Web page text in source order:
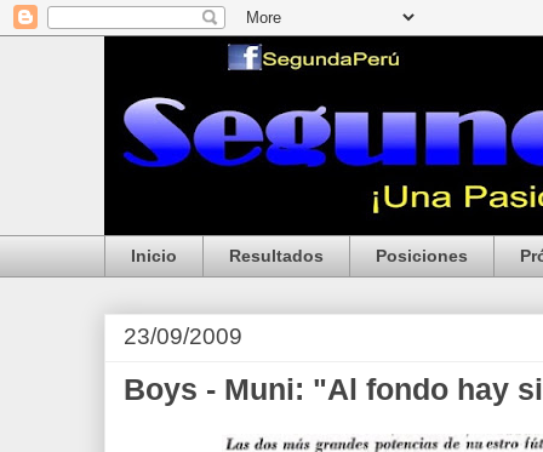
Inicio Resultados Posiciones
23/09/2009
Boys - Muni: "Al fondo hay